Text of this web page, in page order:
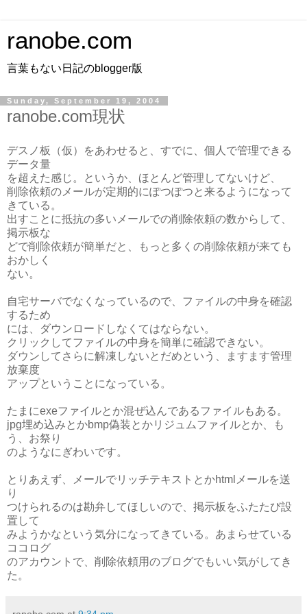
ranobe.com
言葉もない日記のblogger版
Sunday, September 19, 2004
ranobe.com現状
デスノ板（仮）をあわせると、すでに、個人で管理できる
データ量
を超えた感じ。というか、ほとんど管理してないけど、
削除依頼のメールが定期的にぽつぽつと来るようになって
きている。
出すことに抵抗の多いメールでの削除依頼の数からして、
掲示板な
どで削除依頼が簡単だと、もっと多くの削除依頼が来ても
おかしく
ない。
自宅サーバでなくなっているので、ファイルの中身を確認
するため
には、ダウンロードしなくてはならない。
クリックしてファイルの中身を簡単に確認できない。
ダウンしてさらに解凍しないとだめという、ますます管理
放棄度
アップということになっている。
たまにexeファイルとか混ぜ込んであるファイルもある。
jpg埋め込みとかbmp偽装とかリジュムファイルとか、も
う、お祭り
のようなにぎわいです。
とりあえず、メールでリッチテキストとかhtmlメールを送
り
つけられるのは勘弁してほしいので、掲示板をふたたび設
置して
みようかなという気分になってきている。あまらせている
ココログ
のアカウントで、削除依頼用のブログでもいい気がしてき
た。